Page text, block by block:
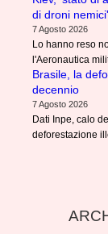
di droni nemici'
7 Agosto 2026
Lo hanno reso
l'Aeronautica
Brasile, la
decennio
7 Agosto 2026
Dati Inpe, calo
deforestazione